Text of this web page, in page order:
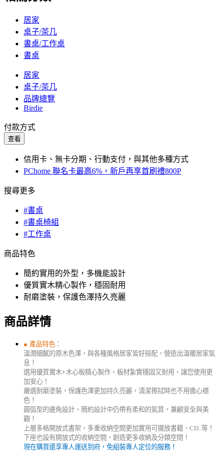
居家
桌子/茶几
書桌/工作桌
書桌
居家
桌子/茶几
品牌總覽
Birdie
付款方式
查看
信用卡、無卡分期、行動支付，與其他多種方式
PChome 聯名卡最高6%，新戶再享首刷禮800P
搜尋更多
#書桌
#書桌椅組
#工作桌
商品特色
簡約實用的外型，多機能設計
優質實木精心製作，穩固耐用
耐磨塗裝，保護色澤持久亮麗
商品詳情
● 產品特色：
溫潤細膩的原木色澤，與各種風格居家皆好搭配，營造出溫暖居家氣
息！
選用優質實木+木心板精心製作，板材紮實穩固又耐用，讓您使用更
加安心！
嚴選耐磨塗裝，保護色澤更加持久亮麗，清潔擦拭時也不用擔心褪
色！
圓弧型的邊角設計，簡約設計中仍帶有柔和的氣質，兼顧安全與美
觀！
上層多格開放式書架，多重收納空間更加實用可擺放書籍、CD..等！
下座也設有開放式的收納空間，創造更多收納及分類空間！
現在購買還享專人運送到府，免組裝專人定位的服務！